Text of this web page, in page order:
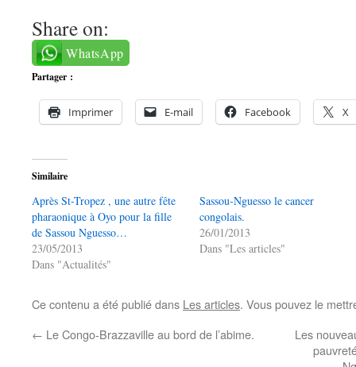
Share on:
WhatsApp
Partager :
Imprimer E-mail Facebook X
Similaire
Après St-Tropez , une autre fête
pharaonique à Oyo pour la fille
de Sassou Nguesso…
23/05/2013
Dans "Actualités"
Sassou-Nguesso le cancer
congolais.
26/01/2013
Dans "Les articles"
Ce contenu a été publié dans Les articles. Vous pouvez le
← Le Congo-Brazzaville au bord de l’abime.
Les